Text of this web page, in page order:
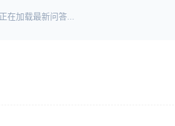
正在加载最新问答...